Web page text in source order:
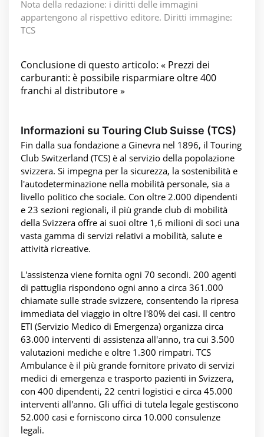
Nota della redazione: i diritti delle immagini
appartengono al rispettivo editore. Diritti immagine:
TCS
Conclusione di questo articolo: « Prezzi dei
carburanti: è possibile risparmiare oltre 400
franchi al distributore »
Informazioni su Touring Club Suisse (TCS)
Fin dalla sua fondazione a Ginevra nel 1896, il Touring
Club Switzerland (TCS) è al servizio della popolazione
svizzera. Si impegna per la sicurezza, la sostenibilità e
l'autodeterminazione nella mobilità personale, sia a
livello politico che sociale. Con oltre 2.000 dipendenti
e 23 sezioni regionali, il più grande club di mobilità
della Svizzera offre ai suoi oltre 1,6 milioni di soci una
vasta gamma di servizi relativi a mobilità, salute e
attività ricreative.
L'assistenza viene fornita ogni 70 secondi. 200 agenti
di pattuglia rispondono ogni anno a circa 361.000
chiamate sulle strade svizzere, consentendo la ripresa
immediata del viaggio in oltre l'80% dei casi. Il centro
ETI (Servizio Medico di Emergenza) organizza circa
63.000 interventi di assistenza all'anno, tra cui 3.500
valutazioni mediche e oltre 1.300 rimpatri. TCS
Ambulance è il più grande fornitore privato di servizi
medici di emergenza e trasporto pazienti in Svizzera,
con 400 dipendenti, 22 centri logistici e circa 45.000
interventi all'anno. Gli uffici di tutela legale gestiscono
52.000 casi e forniscono circa 10.000 consulenze
legali.